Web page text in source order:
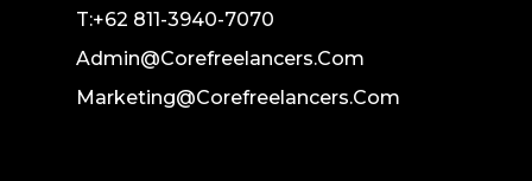
T:+62 811-3940-7070
Admin@corefreelancers.com
Marketing@corefreelancers.com